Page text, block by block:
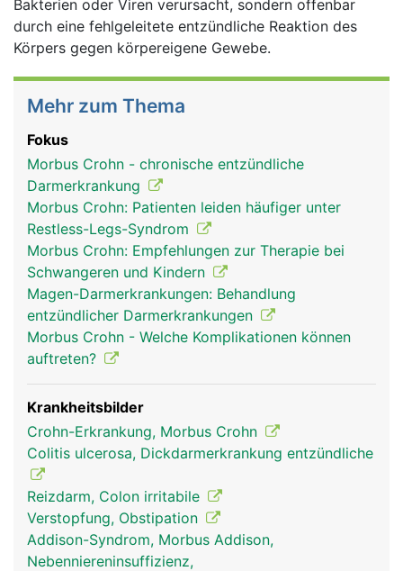
Rubriken
Bakterien oder Viren verursacht, sondern offenbar
durch eine fehlgeleitete entzündliche Reaktion des
Körpers gegen körpereigene Gewebe.
Mehr zum Thema
Fokus
Morbus Crohn - chronische entzündliche
Darmerkrankung
Morbus Crohn: Patienten leiden häufiger unter
Restless-Legs-Syndrom
Morbus Crohn: Empfehlungen zur Therapie bei
Schwangeren und Kindern
Magen-Darmerkrankungen: Behandlung
entzündlicher Darmerkrankungen
Morbus Crohn - Welche Komplikationen können
auftreten?
Krankheitsbilder
Crohn-Erkrankung, Morbus Crohn
Colitis ulcerosa, Dickdarmerkrankung entzündliche
Reizdarm, Colon irritabile
Verstopfung, Obstipation
Addison-Syndrom, Morbus Addison,
Nebenniereninsuffizienz,